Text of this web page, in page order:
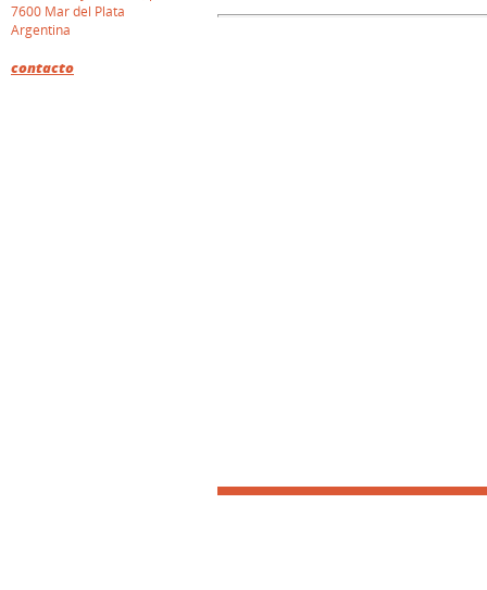
7600 Mar del Plata
Argentina
contacto